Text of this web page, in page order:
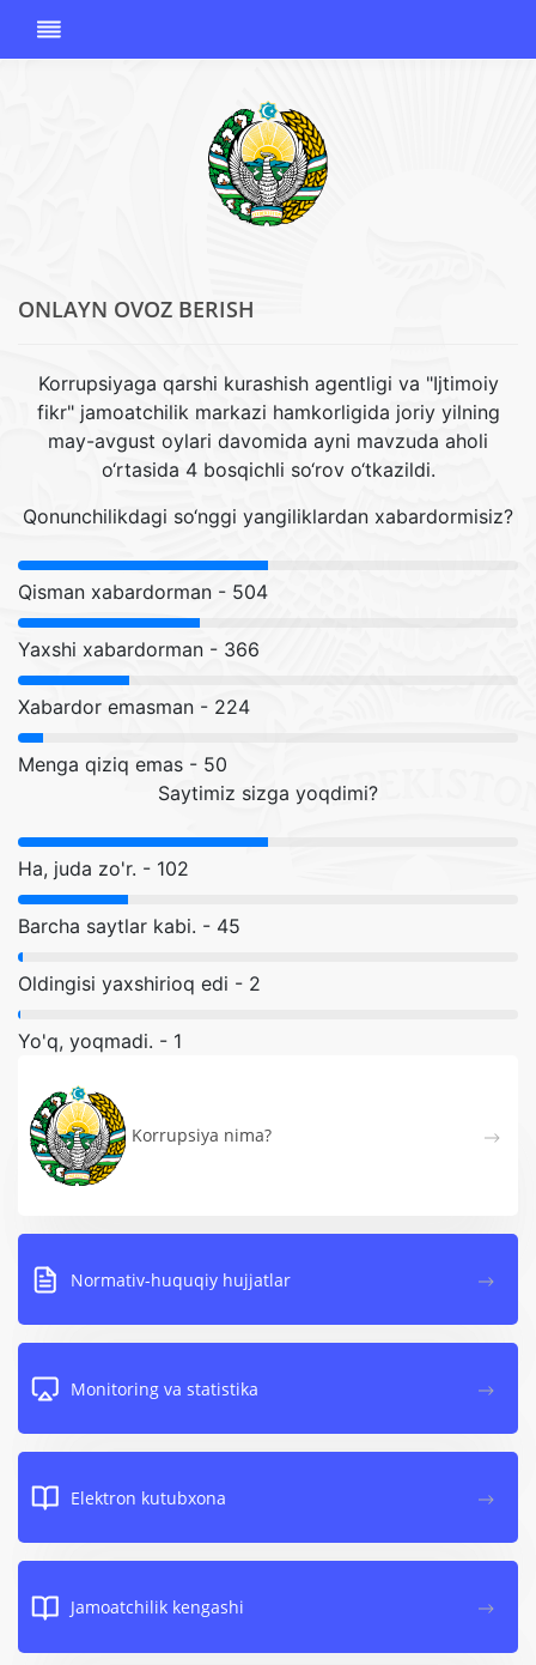
KORRUPSIYAGA
QARSHI
KURASHISH
AGENTLIGI
ONLAYN OVOZ BERISH
Korrupsiyaga qarshi kurashish agentligi va "Ijtimoiy
fikr" jamoatchilik markazi hamkorligida joriy yilning
may-avgust oylari davomida ayni mavzuda aholi
o‘rtasida 4 bosqichli so‘rov o‘tkazildi.
Qonunchilikdagi so‘nggi yangiliklardan xabardormisiz?
Qisman xabardorman - 504
Yaxshi xabardorman - 366
Xabardor emasman - 224
Menga qiziq emas - 50
Saytimiz sizga yoqdimi?
Ha, juda zo'r. - 102
Barcha saytlar kabi. - 45
Oldingisi yaxshirioq edi - 2
Yo'q, yoqmadi. - 1
Korrupsiya nima?
Normativ-huquqiy hujjatlar
Monitoring va statistika
Elektron kutubxona
Jamoatchilik kengashi